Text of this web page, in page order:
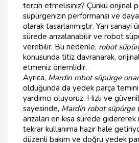
tercih etmelisiniz? Çünkü orijinal
süpürgenizin performansı ve
olarak tasarlanmıştır. Yan sanayi
sürede arızalanabilir ve robot
verebilir. Bu nedenle, robot
konusunda titiz davranarak,
etmeniz önemlidir.
Ayrıca, Mardin robot süpürge
olduğunda da yedek parça
yardımcı oluyoruz. Hızlı ve
sayesinde, Mardin robot süpürge
arızaları en kısa sürede
tekrar kullanıma hazır hale
düzenli bakım ve doğru yedek